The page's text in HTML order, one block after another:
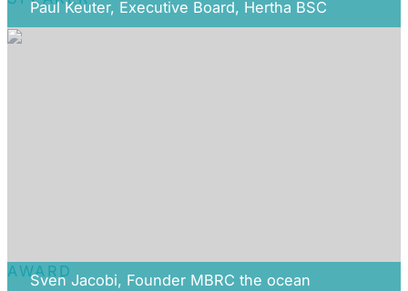
Paul Keuter, Executive Board, Hertha BSC
Sven Jacobi, Founder MBRC the ocean
AWARD